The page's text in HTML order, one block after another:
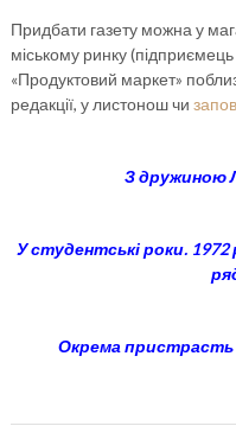
Придбати газету можна у
міському ринку
«Продуктовий маркет»
редакції, у листонош чи
З дружиною
У студентські роки.
Окрема пристрасть